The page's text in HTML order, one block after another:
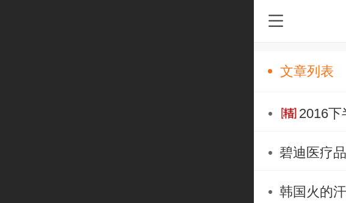
文章列表
2016下
碧迪医疗
韩国火的